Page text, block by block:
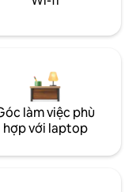
làm việc phù
hợp với laptop